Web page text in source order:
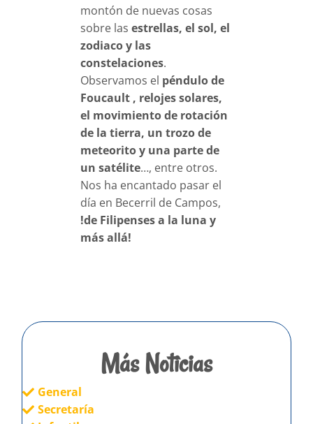
montón de nuevas cosas
sobre lasestrellas, el sol, el
zodiaco y las
constelaciones.
Observamos el péndulo de
Foucault , relojes solares,
el movimiento de rotación
de la tierra, un trozo de
meteorito y una parte de
un satélite…, entre otros.
Nos ha encantado pasar el
día en Becerril de Campos,
!de Filipenses a la luna y
más allá!
Más Noticias
General
Secretaría